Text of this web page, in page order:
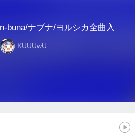
n-buna/ナブナ/ヨルシカ全曲入
KUUUwU